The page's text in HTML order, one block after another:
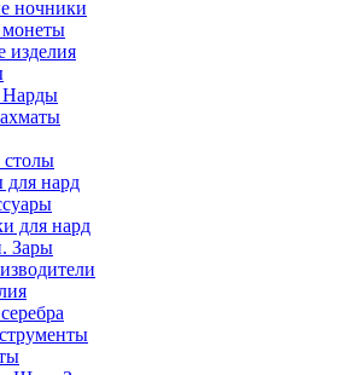
ночники
изделия
Нарды
для нард
для нард
Зары